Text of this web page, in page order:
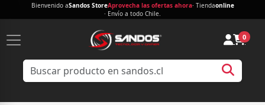
Bienvenido aSandos StoreAprovecha las ofertas ahora· Tiendaonline
· Envío a todo Chile.
0